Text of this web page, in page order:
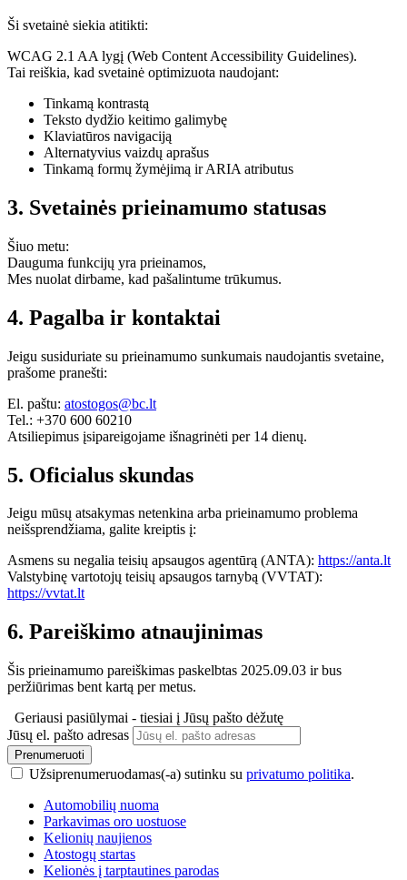
Ši svetainė siekia atitikti:
WCAG 2.1 AA lygį (Web Content Accessibility Guidelines).
Tai reiškia, kad svetainė optimizuota naudojant:
Tinkamą kontrastą
Teksto dydžio keitimo galimybę
Klaviatūros navigaciją
Alternatyvius vaizdų aprašus
Tinkamą formų žymėjimą ir ARIA atributus
3. Svetainės prieinamumo statusas
Šiuo metu:
Dauguma funkcijų yra prieinamos,
Mes nuolat dirbame, kad pašalintume trūkumus.
4. Pagalba ir kontaktai
Jeigu susiduriate su prieinamumo sunkumais naudojantis svetaine,
prašome pranešti:
El. paštu: atostogos@bc.lt
Tel.: +370 600 60210
Atsiliepimus įsipareigojame išnagrinėti per 14 dienų.
5. Oficialus skundas
Jeigu mūsų atsakymas netenkina arba prieinamumo problema
neišsprendžiama, galite kreiptis į:
Asmens su negalia teisių apsaugos agentūrą (ANTA): https://anta.lt
Valstybinę vartotojų teisių apsaugos tarnybą (VVTAT):
https://vvtat.lt
6. Pareiškimo atnaujinimas
Šis prieinamumo pareiškimas paskelbtas 2025.09.03 ir bus
peržiūrimas bent kartą per metus.
Geriausi pasiūlymai - tiesiai į Jūsų pašto dėžutę
Jūsų el. pašto adresas
Prenumeruoti
Užsiprenumeruodamas(-a) sutinku su privatumo politika.
Automobilių nuoma
Parkavimas oro uostuose
Kelionių naujienos
Atostogų startas
Kelionės į tarptautines parodas